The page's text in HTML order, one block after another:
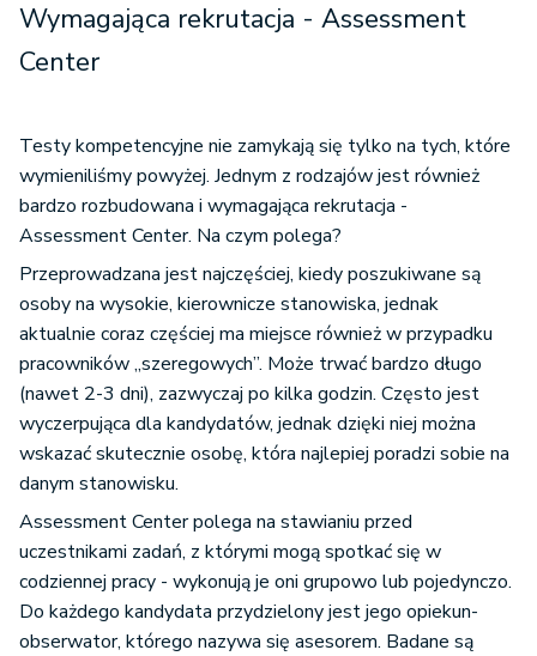
Wymagająca rekrutacja - Assessment
Center
Testy kompetencyjne nie zamykają się tylko na tych, które
wymieniliśmy powyżej. Jednym z rodzajów jest również
bardzo rozbudowana i wymagająca rekrutacja -
Assessment Center. Na czym polega?
Przeprowadzana jest najczęściej, kiedy poszukiwane są
osoby na wysokie, kierownicze stanowiska, jednak
aktualnie coraz częściej ma miejsce również w przypadku
pracowników „szeregowych”. Może trwać bardzo długo
(nawet 2-3 dni), zazwyczaj po kilka godzin. Często jest
wyczerpująca dla kandydatów, jednak dzięki niej można
wskazać skutecznie osobę, która najlepiej poradzi sobie na
danym stanowisku.
Assessment Center polega na stawianiu przed
uczestnikami zadań, z którymi mogą spotkać się w
codziennej pracy - wykonują je oni grupowo lub pojedynczo.
Do każdego kandydata przydzielony jest jego opiekun-
obserwator, którego nazywa się asesorem. Badane są